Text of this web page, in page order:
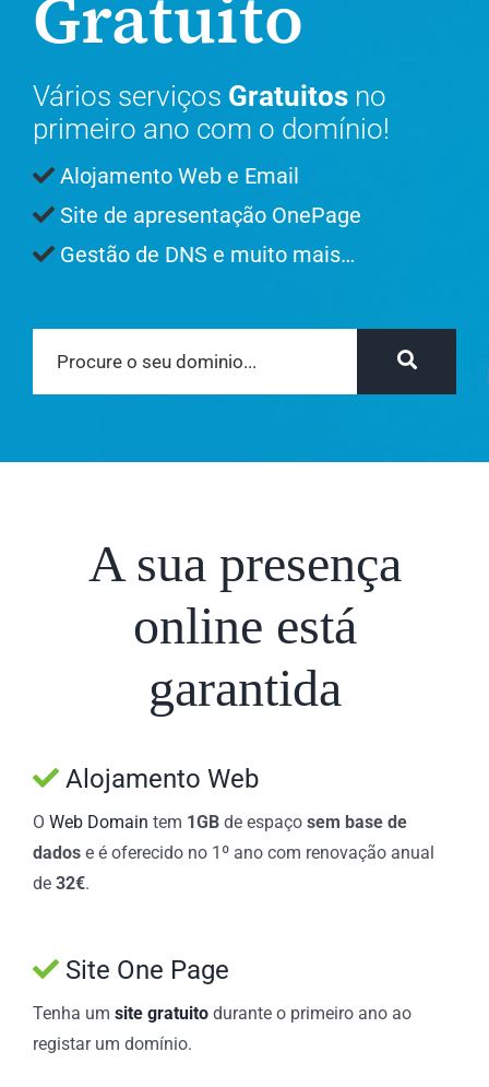
Gratuito
Vários serviços Gratuitosno
primeiro ano com o domínio!
Alojamento Web e Email
Site de apresentação OnePage
Gestão de DNS e muito mais…
A sua presença
online está
garantida
Alojamento Web
O Web Domain tem 1GBde espaço sem base de
dadose é oferecido no 1º ano com renovação anual
de 32€.
Site One Page
Tenha um site gratuitodurante o primeiro ano ao
registar um domínio.